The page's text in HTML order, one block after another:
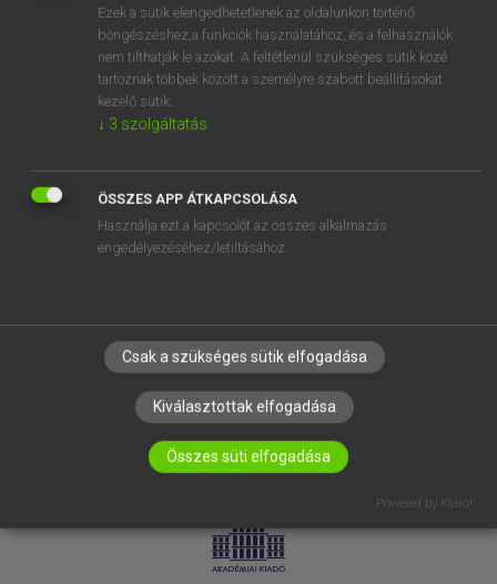
TANULÓKNAK
OKTATÁSI INTÉZMÉNYEKNEK
VÁLLALATI MEGOLDÁSOK
RÓLUNK
ELÉRHETŐSÉG
SÜTI BEÁLLÍTÁSOK
LICENCSZERZŐDÉS ADATVÉDELEM
Ezek a sütik elengedhetetlenek az oldalunkon történő
böngészéshez,a funkciók használatához, és a felhasználók
nem tilthatják le azokat. A feltétlenül szükséges sütik közé
tartoznak többek között a személyre szabott beállításokat
kezelő sütik.
↓ 3 szolgáltatás
ÖSSZES APP ÁTKAPCSOLÁSA
Használja ezt a kapcsolót az összes alkalmazás
engedélyezéséhez/letiltásához.
Csak a szükséges sütik elfogadása
Kiválasztottak elfogadása
Összes süti elfogadása
Powered by Klaro!